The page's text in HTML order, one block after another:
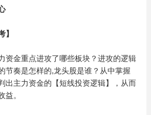
】
资金重点进攻了哪些板块？进攻的逻辑
节奏是怎样的,龙头股是谁？从中掌握
出主力资金的【短线投资逻辑】，从而
益。